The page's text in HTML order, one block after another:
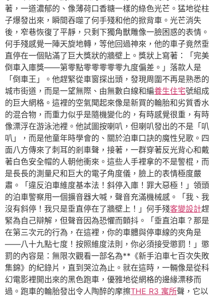
著，一道濃郁的、像薄荷口香糖一樣的綠色光芒。猛地從柱
子爆發出來，瞬間吞噬了何手殘和他的掀背車。光芒消失
後，窄巷恢復了平靜，只剩下獨角獸雕像一臉困惑的表情。
何手殘感覺一陣天旋地轉，等他回過神來，他的車子竟然垂
直停在一個貼滿了巨大獎狀的牆壁上。獎狀上寫著：「完美
倒車入庫獎——第零點零零零零零九度偏差。」落款人是
「倒車王」。他趕緊從車窗探出頭，發現周圍不再是熟悉的
城市街道，而是一望無際、由無數白線和編養生住宅號組成
的巨大網格。這裡的空氣聞起來像是新買的輪胎和劣質香水
的混合物，而重力似乎是隨機變化的，有時感覺很重，有時
像漂浮在游泳池裡。他試圖按喇叭，但喇叭發出的不是「叭
叭」，而是他童年時學會的、關於泊車口訣的魔性兒歌。四
面八方傳來了刺耳的剎車聲，接著，一群穿著反光背心和戴
著白色安全帽的人朝他衝來。這些人手裡拿的不是警棍，而
是長長的測量尺和巨大的電子角度儀，臉上的表情極度嚴
肅。「違反泊車維度基本法！斜停入庫！罪大惡極！」領頭
的泊車警察用一個擴音器大喊，聲音充滿機械感。「我、我
沒有斜停！我只是垂直停在了牆壁上！」何手殘客變設計趕
緊為自己辯解，但聲音因為恐懼而顫抖。「垂直泊車？那是
在第三次元的行為，在這裡，你的車體與停車線的夾角是
——八十九點七度！按照維度法則，你必須接受懲罰！」懲
罰的內容是：無限次觀看一部名為**《新手泊車七百次失敗
集錦》的紀錄片，直到哭泣為止。就在這時，一輛像是從科
幻電影裡開出來的黑色跑車，優雅地從網格的邊緣漂移而
過。跑車的輪胎發出令人陶醉的摩擦THE R3 寓所聲，它以